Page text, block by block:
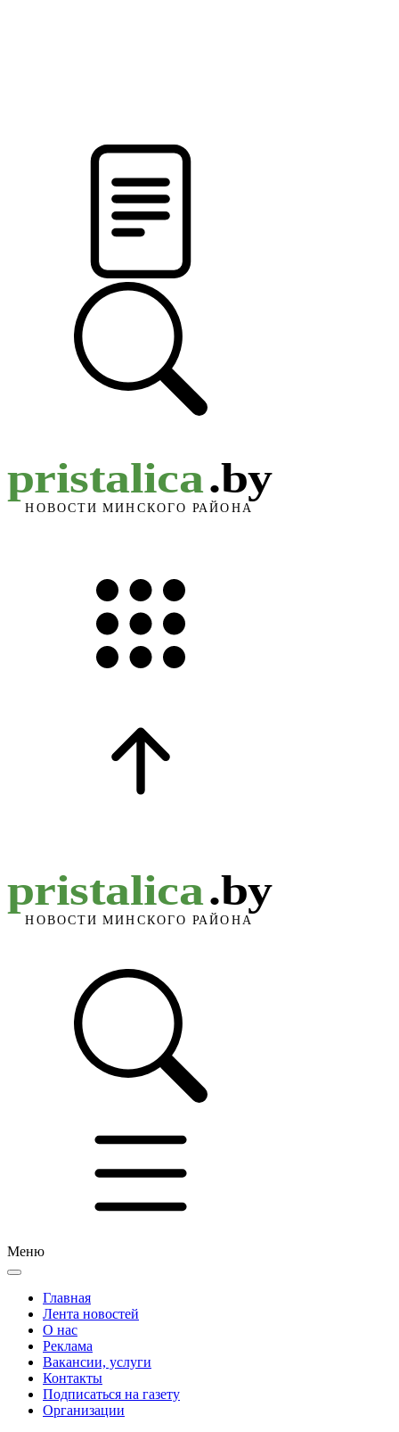
Меню
Главная
Лента новостей
О нас
Реклама
Вакансии, услуги
Контакты
Подписаться на газету
Организации